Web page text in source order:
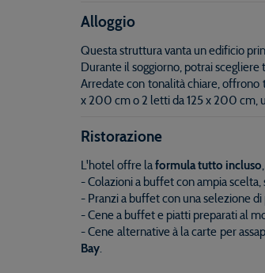
Alloggio
Questa struttura vanta un edificio
Durante il soggiorno, potrai
Arredate con tonalità chiare,
x 200 cm o 2 letti da 125 x 200 cm,
Ristorazione
L'hotel offre laformula tutto incluso
- Colazioni a buffet con ampia
- Pranzi a buffet con una selezione
- Cene a buffet e piatti preparati al
- Cene alternative à la carte per
Bay.